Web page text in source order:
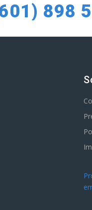
898